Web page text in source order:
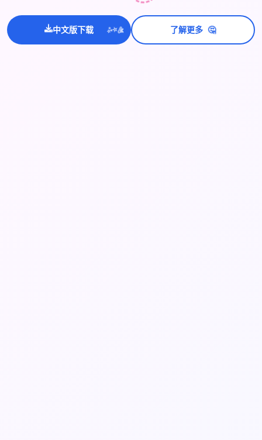
中文版下载 ✨⭐💫 了解更多 🤔